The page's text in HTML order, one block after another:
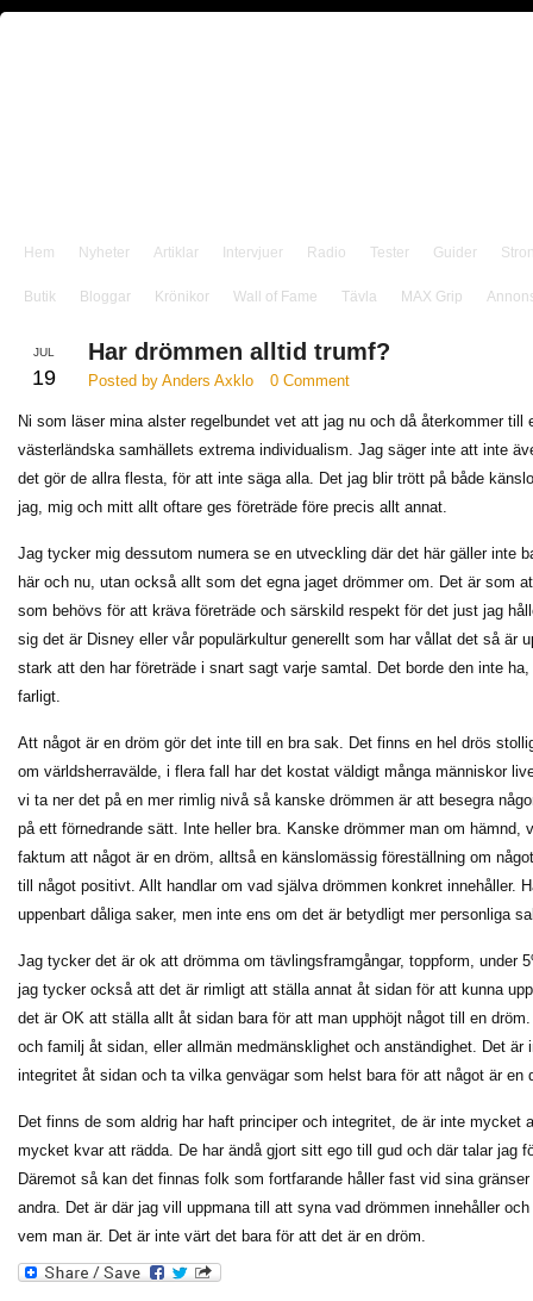
Hem Nyheter Artiklar Intervjuer Radio Tester Guider
Butik Bloggar Krönikor Wall of Fame Tävla MAX Grip
JUL
19
Har drömmen alltid trumf?
Posted by Anders Axklo 0 Comment
Ni som läser mina alster regelbundet vet att jag nu och då återkommer till
västerländska samhällets extrema individualism. Jag säger inte att inte
det gör de allra flesta, för att inte säga alla. Det jag blir trött på både
jag, mig och mitt allt oftare ges företräde före precis allt annat.
Jag tycker mig dessutom numera se en utveckling där det här gäller inte
här och nu, utan också allt som det egna jaget drömmer om. Det är som
som behövs för att kräva företräde och särskild respekt för det just jag
sig det är Disney eller vår populärkultur generellt som har vållat det så är
stark att den har företräde i snart sagt varje samtal. Det borde den inte
farligt.
Att något är en dröm gör det inte till en bra sak. Det finns en hel drös
om världsherravälde, i flera fall har det kostat väldigt många människor
vi ta ner det på en mer rimlig nivå så kanske drömmen är att besegra
på ett förnedrande sätt. Inte heller bra. Kanske drömmer man om hämnd,
faktum att något är en dröm, alltså en känslomässig föreställning om
till något positivt. Allt handlar om vad själva drömmen konkret innehåller.
uppenbart dåliga saker, men inte ens om det är betydligt mer personliga
Jag tycker det är ok att drömma om tävlingsframgångar, toppform, under
jag tycker också att det är rimligt att ställa annat åt sidan för att kunna
det är OK att ställa allt åt sidan bara för att man upphöjt något till en
och familj åt sidan, eller allmän medmänsklighet och anständighet. Det är
integritet åt sidan och ta vilka genvägar som helst bara för att något är en
Det finns de som aldrig har haft principer och integritet, de är inte mycket
mycket kvar att rädda. De har ändå gjort sitt ego till gud och där talar jag
Däremot så kan det finnas folk som fortfarande håller fast vid sina
andra. Det är där jag vill uppmana till att syna vad drömmen innehåller
vem man är. Det är inte värt det bara för att det är en dröm.